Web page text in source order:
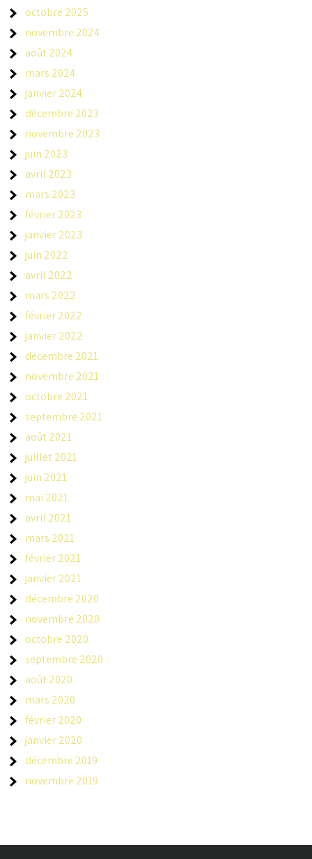
octobre 2025
novembre 2024
août 2024
mars 2024
janvier 2024
décembre 2023
novembre 2023
juin 2023
avril 2023
mars 2023
février 2023
janvier 2023
juin 2022
avril 2022
mars 2022
février 2022
janvier 2022
décembre 2021
novembre 2021
octobre 2021
septembre 2021
août 2021
juillet 2021
juin 2021
mai 2021
avril 2021
mars 2021
février 2021
janvier 2021
décembre 2020
novembre 2020
octobre 2020
septembre 2020
août 2020
mars 2020
février 2020
janvier 2020
décembre 2019
novembre 2019